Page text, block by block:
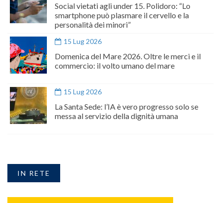
Social vietati agli under 15. Polidoro: “Lo
smartphone può plasmare il cervello e la
personalità dei minori”
15 Lug 2026
Domenica del Mare 2026. Oltre le merci e il
commercio: il volto umano del mare
15 Lug 2026
La Santa Sede: l’IA è vero progresso solo se
messa al servizio della dignità umana
IN RETE